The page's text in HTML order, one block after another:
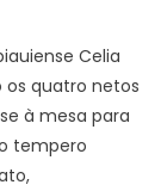
Celia
os quatro netos
à mesa para
tempero